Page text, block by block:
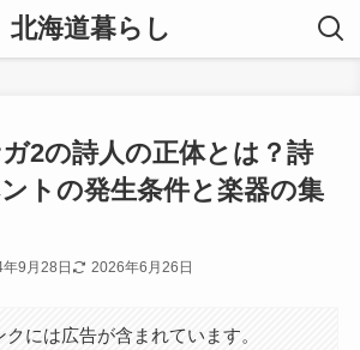
北海道暮らし
2の詩人の正体とは？詩
トの発生条件と楽器の集
9月28日 2026年6月26日
には広告が含まれています。